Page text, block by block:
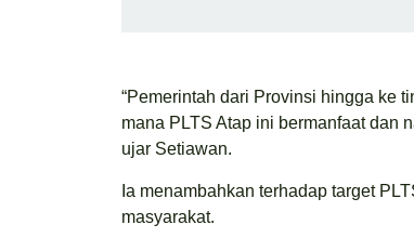
“Pemerintah dari Provinsi hingga ke
mana PLTS Atap ini bermanfaat dan
ujar Setiawan.
Ia menambahkan terhadap target
masyarakat.